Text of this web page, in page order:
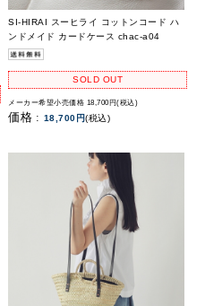
SI-HIRAI スーヒライ コットンコード ハ
ンドメイド カードケース chac-a04
SOLD OUT
メーカー希望小売価格 18,700円(税込)
価格 : 18,700円(税込)